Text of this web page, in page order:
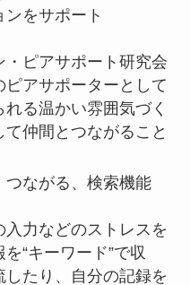
をサポート
ピアサポート研究会
アサポーターとして
る温かい雰囲気づく
仲間とつながること
つながる、検索機能
力などのストレスを
“キーワード”で収
たり、自分の記録を